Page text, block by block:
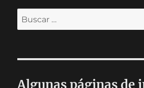
Buscar
por:
Algunas páginas de